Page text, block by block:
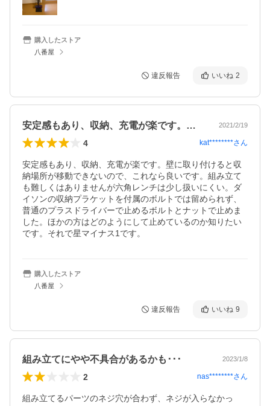
購入したストア
八番屋
違反報告 いいね 2
安定感もあり、収納、充電が楽です。壁に… 2021/2/19
4 kat********さん
安定感もあり、収納、充電が楽です。壁に取り付けると収
納場所が移動できないので、これなら良いです。組み立て
も難しくはありませんが六角レンチは少し扱いにくい。ダ
イソンの収納プラケットを付属のボルトでは留められず、
普通のプラスドライバーで止めるボルトとナットで止めま
した。ほかの方はどのようにして止めているのか知りたい
です。それで星マイナス1です。
購入したストア
八番屋
違反報告 いいね 9
組み立てにやや不具合があるかも･･･ 2023/1/8
2 nas********さん
組み立てるパーツのネジ穴が合わず、ネジが入らなかっ